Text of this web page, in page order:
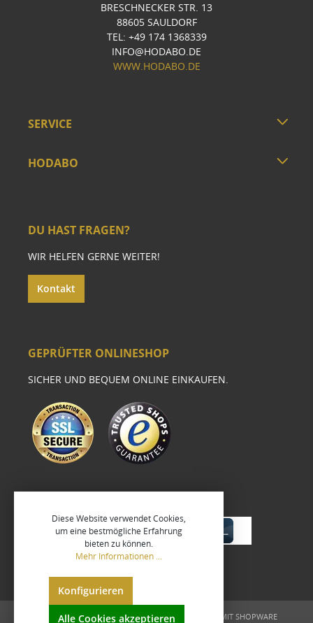
BRESCHNECKER STR. 13
88605 SAULDORF
TEL: +49 174 1368339
INFO@HODABO.DE
WWW.HODABO.DE
SERVICE
HODABO
DU HAST FRAGEN?
WIR HELFEN GERNE WEITER!
Kontakt
GEPRÜFTER ONLINESHOP
SICHER UND BEQUEM ONLINE EINKAUFEN.
UMGESETZT VONXEROGRAFIX GMBH REALISIERT MIT SHOPWARE
Diese Website verwendet Cookies,
um eine bestmögliche Erfahrung
bieten zu können.
Mehr Informationen ...
Konfigurieren
Alle Cookies akzeptieren